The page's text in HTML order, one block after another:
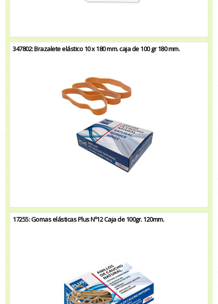
347802: Brazalete elástico 10 x 180 mm. caja de 100 gr 180 mm.
17255: Gomas elásticas Plus Nº12 Caja de 100gr. 120mm.